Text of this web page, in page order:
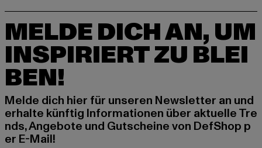
MELDE DICH AN, UM
INSPIRIERT ZU BLEI
BEN!
Melde dich hier für unseren Newsletter an und
erhalte künftig Informationen über aktuelle Tre
nds, Angebote und Gutscheine von DefShop p
er E-Mail!